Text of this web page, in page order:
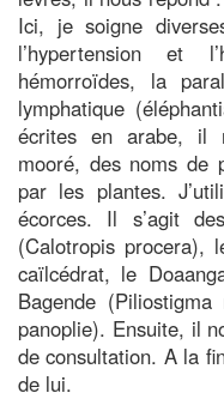
Ici, je soigne
l’hypertension et
hémorroïdes, la
lymphatique
écrites en arabe, il
mooré, des noms de
par les plantes.
écorces. Il s’agit
(Calotropis procera),
caïlcédrat, le
Bagende
panoplie). Ensuite, il
de consultation. A la
de lui.